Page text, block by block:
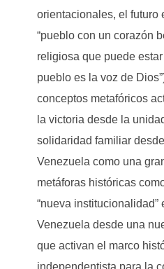
orientacionales, el futuro
“pueblo con un corazón
religiosa que puede
pueblo es la voz de
conceptos metafóricos
la victoria desde la
solidaridad familiar
Venezuela como una
metáforas históricas
“nueva institucionalidad”
Venezuela desde una
que activan el marco
independentista para la